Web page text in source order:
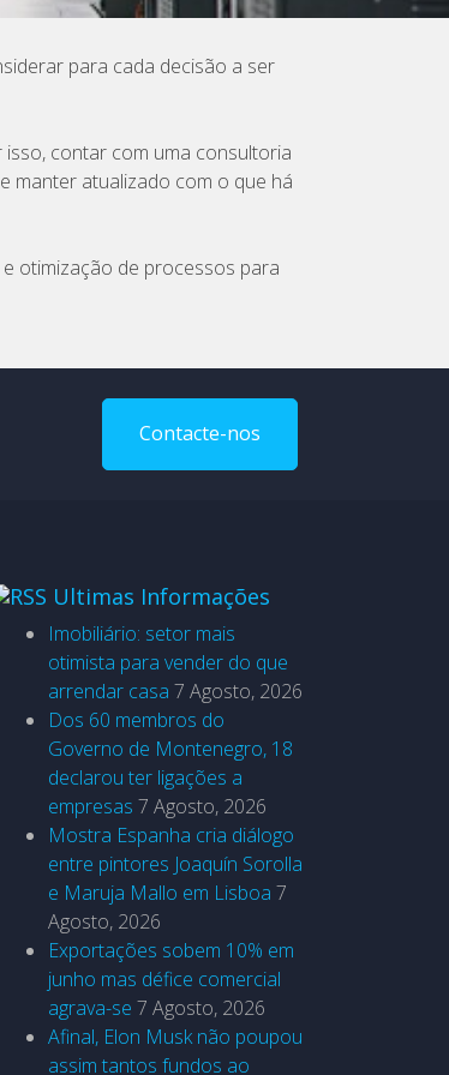
para cada decisão a ser
contar com uma consultoria
manter atualizado com o que há
otimização de processos para
Contacte-nos
Ultimas Informações
Imobiliário: setor mais
otimista para vender do que
arrendar casa 7 Agosto, 2026
Dos 60 membros do
Governo de Montenegro, 18
declarou ter ligações a
empresas 7 Agosto, 2026
Mostra Espanha cria diálogo
entre pintores Joaquín Sorolla
e Maruja Mallo em Lisboa 7
Agosto, 2026
Exportações sobem 10% em
junho mas défice comercial
agrava-se 7 Agosto, 2026
Afinal, Elon Musk não poupou
assim tantos fundos ao